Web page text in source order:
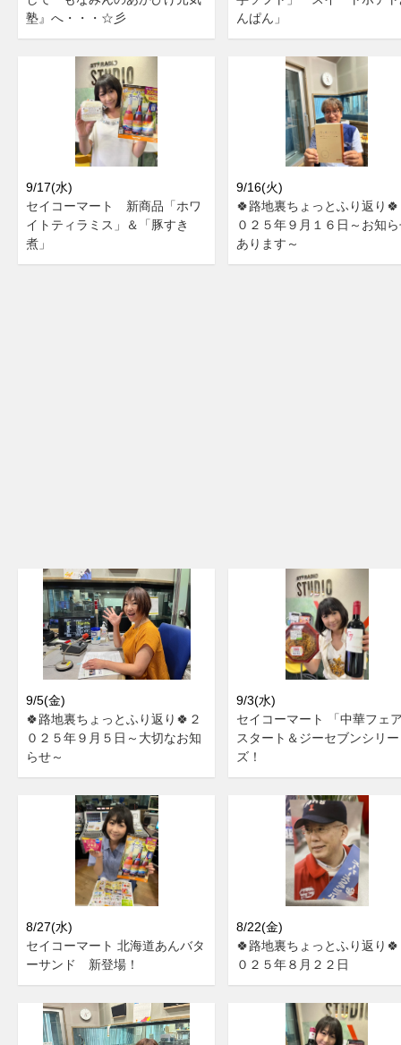
塾』へ・・・☆彡
んぱん」
9/17(水)
セイコーマート 新商品「ホワ
イトティラミス」＆「豚すき
煮」
9/16(火)
🍀路地裏ちょっとふり返り
０２５年９月１６日～お知
あります～
9/5(金)
🍀路地裏ちょっとふり返り🍀２
０２５年９月５日～大切なお知
らせ～
9/3(水)
セイコーマート 「中華フェ
スタート＆ジーセブンシリー
ズ！
8/27(水)
セイコーマート 北海道あんバタ
ーサンド 新登場！
8/22(金)
🍀路地裏ちょっとふり返り
０２５年８月２２日